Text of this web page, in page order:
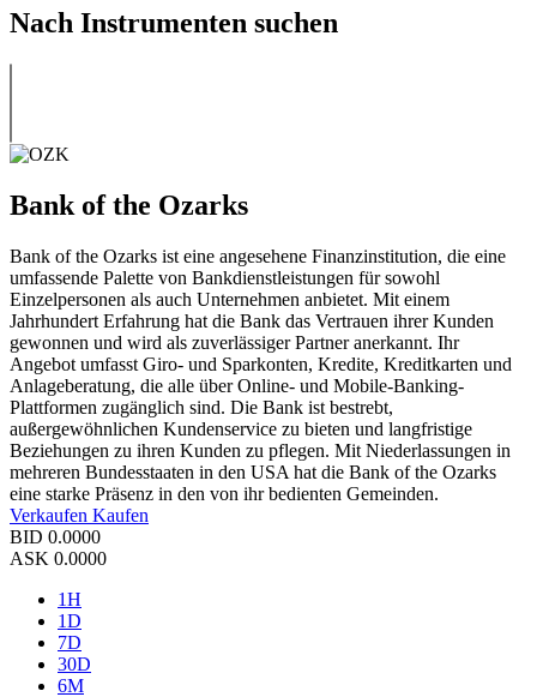
Nach Instrumenten suchen
Bank of the Ozarks
Bank of the Ozarks ist eine angesehene Finanzinstitution, die eine
umfassende Palette von Bankdienstleistungen für sowohl
Einzelpersonen als auch Unternehmen anbietet. Mit einem
Jahrhundert Erfahrung hat die Bank das Vertrauen ihrer Kunden
gewonnen und wird als zuverlässiger Partner anerkannt. Ihr
Angebot umfasst Giro- und Sparkonten, Kredite, Kreditkarten und
Anlageberatung, die alle über Online- und Mobile-Banking-
Plattformen zugänglich sind. Die Bank ist bestrebt,
außergewöhnlichen Kundenservice zu bieten und langfristige
Beziehungen zu ihren Kunden zu pflegen. Mit Niederlassungen in
mehreren Bundesstaaten in den USA hat die Bank of the Ozarks
eine starke Präsenz in den von ihr bedienten Gemeinden.
Verkaufen Kaufen
BID 0.0000
ASK 0.0000
1H
1D
7D
30D
6M